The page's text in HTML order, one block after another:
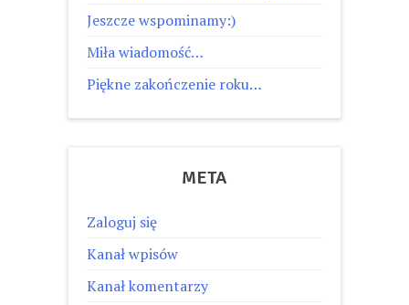
Jeszcze wspominamy:)
Miła wiadomość…
Piękne zakończenie roku…
META
Zaloguj się
Kanał wpisów
Kanał komentarzy